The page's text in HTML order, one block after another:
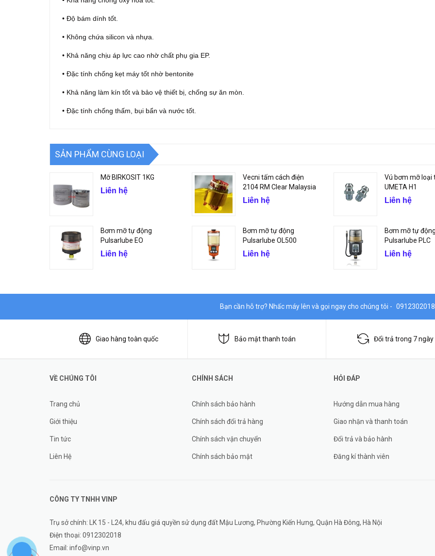
• Độ bám dính tốt.
• Không chứa silicon và nhựa.
• Khả năng chịu áp lực cao nhờ chất phụ gia EP.
• Đặc tính chống kẹt máy tốt nhờ bentonite
• Khả năng làm kín tốt và bảo vệ thiết bị, chống sự ăn mòn.
• Đặc tính chống thấm, bụi bẩn và nước tốt.
SẢN PHẨM CÙNG LOẠI
Mỡ BIRKOSIT 1KG
Liên hệ
Vecni tấm cách điện
2104 RM Clear Malaysia
Liên hệ
Vú bơm mỡ loại
UMETA H1
Liên hệ
Bơm mỡ tự động
Pulsarlube EO
Liên hệ
Bơm mỡ tự động
Pulsarlube OL500
Liên hệ
Bơm mỡ tự
Pulsarlube PLC
Liên hệ
Bạn cần hỗ trợ? Nhấc máy lên và gọi ngay cho chúng tôi - 0912302018
Giao hàng toàn quốc Bảo mật thanh toán Đổi trả trong 7 ngày
VỀ CHÚNG TÔI
Trang chủ
Giới thiệu
Tin tức
Liên Hệ
CHÍNH SÁCH
Chính sách bảo hành
Chính sách đổi trả hàng
Chính sách vận chuyển
Chính sách bảo mật
HỎI ĐÁP
Hướng dẫn mua hàng
Giao nhận và thanh toán
Đổi trả và bảo hành
Đăng kí thành viên
CÔNG TY TNHH VINP
Trụ sở chính: LK 15 - L24, khu đấu giá quyền sử dụng đất Mậu Lương, Phường Kiến Hưng, Quận Hà Đông, Hà Nội
Điện thoại: 0912302018
Email: info@vinp.vn